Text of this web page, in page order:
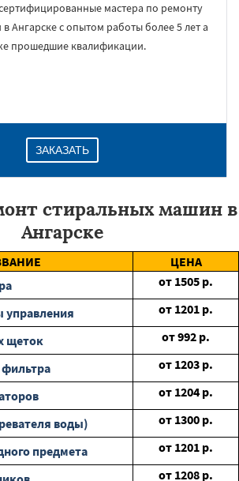
мастера по ремонту
Ангарске с опытом работы более 5 лет а
прошедшие квалификации.
ЗАКАЗАТЬ
стиральных машин в
Ангарске
ЦЕНА
от 1505 р.
управления
от 1201 р.
щеток
от992 р.
фильтра
от 1203 р.
от 1204 р.
воды)
от 1300 р.
предмета
от 1201 р.
от 1208 р.